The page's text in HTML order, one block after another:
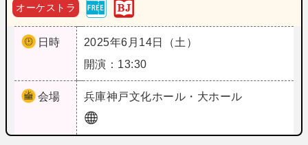
オーケストラ
日時
2025年6月14日（土）
開演：13:30
会場 兵庫神戸文化ホール・大ホール